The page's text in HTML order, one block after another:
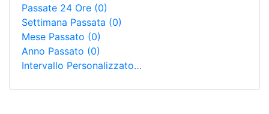
Passate 24 Ore (0)
Settimana Passata (0)
Mese Passato (0)
Anno Passato (0)
Intervallo Personalizzato…